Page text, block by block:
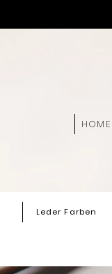
HOME
Leder Farben